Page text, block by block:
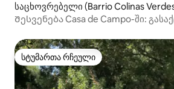
საცხოვრებელი (Barrio Colinas
Შესვენება Casa de Campo-ში:
სტუმართა რჩეული
სტუმართა რჩეული